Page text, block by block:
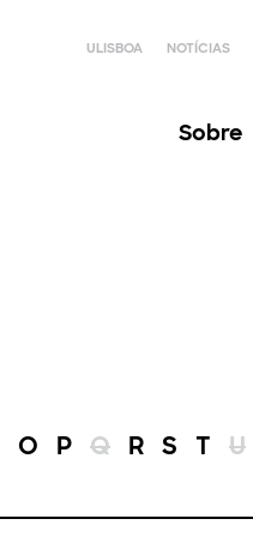
ULISBOA NOTÍCIAS
Sobre
O P Q R S T U